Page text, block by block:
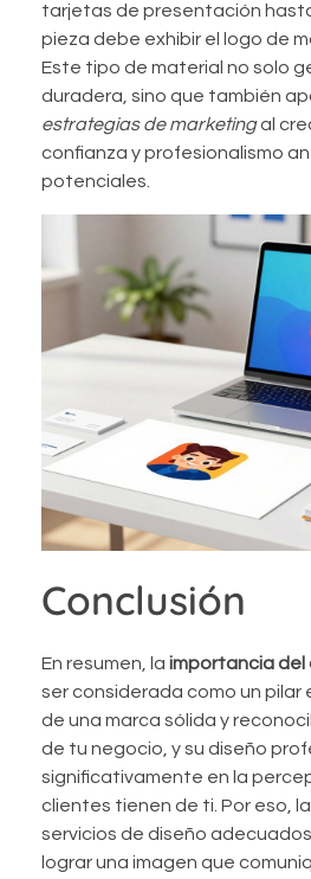
tarjetas de presentación
pieza debe exhibir el logo de
Este tipo de material no solo
duradera, sino que también
estrategias de marketingal
confianza y profesionalismo
potenciales.
Conclusión
En resumen, la importancia del
ser considerada como un pilar
de una marca sólida y
de tu negocio, y su diseño
significativamente en la
clientes tienen de ti. Por eso,
servicios de diseño
lograr una imagen que